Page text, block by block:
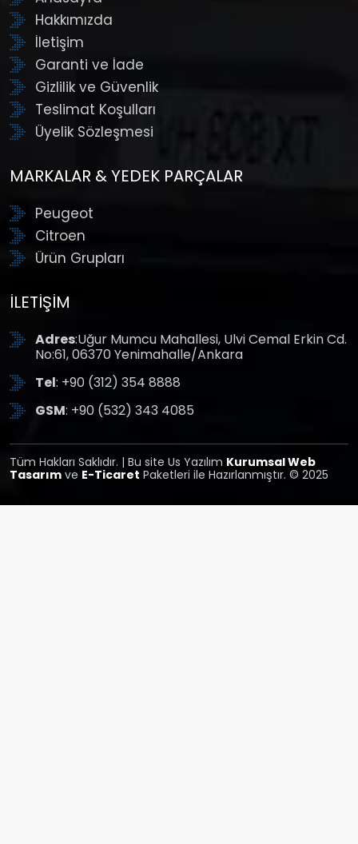
Hakkımızda
İletişim
Garanti ve İade
Gizlilik ve Güvenlik
Teslimat Koşulları
Üyelik Sözleşmesi
MARKALAR & YEDEK PARÇALAR
Peugeot
Citroen
Ürün Grupları
İLETIŞIM
Adres:Uğur Mumcu Mahallesi, Ulvi Cemal Erkin Cd.
No:61, 06370 Yenimahalle/Ankara
Tel: +90 (312) 354 8888
GSM: +90 (532) 343 4085
Tüm Hakları Saklıdır. | Bu site Us Yazılım Kurumsal Web
Tasarım ve E-Ticaret Paketleri ile Hazırlanmıştır. © 2025